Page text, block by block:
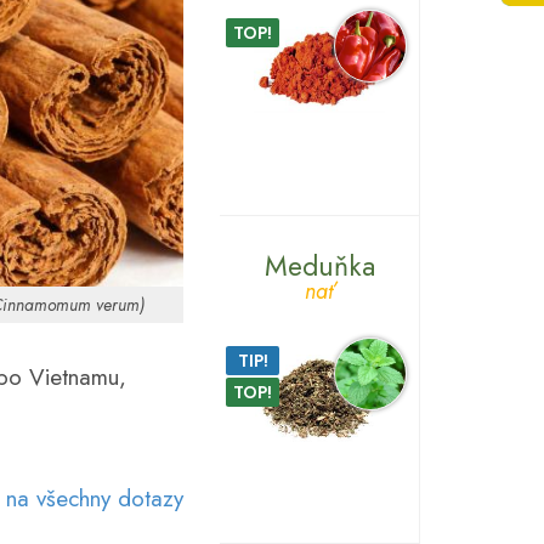
verum)
Vietnamu,
všechny dotazy
TOP!
Meduňka
nať
TIP!
TOP!